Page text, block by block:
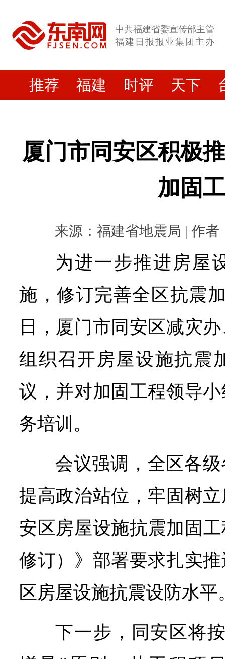
中共福建省委宣传部主管
福建日报报业集团主办
推荐 福建 时评 天下
厦门市同安区积极
加固
来源：福建省地震局 | 作者
为进一步推进房屋
施，修订完善全区抗震
日，厦门市同安区减灾
组织召开房屋设施抗震
议，并对加固工程领导
务培训。
会议强调，全区各
提高政治站位，牢固树
安区房屋设施抗震加固
修订）》部署要求扎实
区房屋设施抗震设防水平
下一步，同安区将